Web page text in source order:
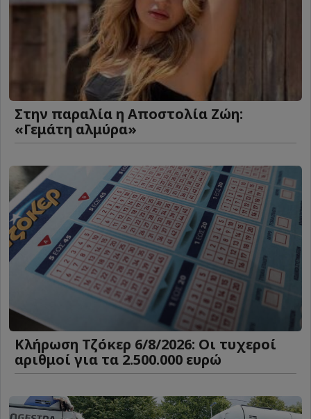
Στην παραλία η Αποστολία Ζώη:
«Γεμάτη αλμύρα»
Κλήρωση Τζόκερ 6/8/2026: Οι τυχεροί
αριθμοί για τα 2.500.000 ευρώ